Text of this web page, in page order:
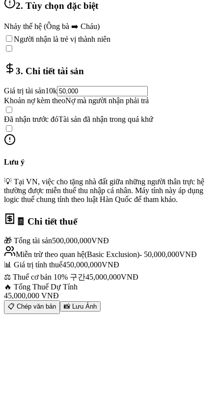
2. Tùy chọn đặc biệt
Nhảy thế hệ (Ông bà ➡️ Cháu)
Người nhận là trẻ vị thành niên
3. Chi tiết tài sản
Giá trị tài sản10k
Khoản nợ kèm theoNợ mà người nhận phải trả
Đã nhận trước đóTài sản đã nhận trong quá khứ
Lưu ý
💡 Tại VN, việc cho tặng nhà đất giữa những người thân trực hệ
thường được miễn thuế thu nhập cá nhân. Máy tính này áp dụng
logic thuế chung tính theo luật Hàn Quốc để tham khảo.
🧾 Chi tiết thuế
🎁 Tổng tài sản500,000,000VNĐ
Miễn trừ theo quan hệ(Basic Exclusion)- 50,000,000VNĐ
📊 Giá trị tính thuế450,000,000VNĐ
⚖️ Thuế cơ bản 10% 구간45,000,000VNĐ
🔥 Tổng Thuế Dự Tính
45,000,000 VNĐ
📋 Chép văn bản 📸 Lưu Ảnh